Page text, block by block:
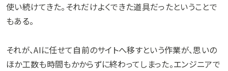
使い続けてきた。それだけよくできた道具だったということで
もある。
それが、AIに任せて自前のサイトへ移すという作業が、思いの
ほか工数も時間もかからずに終わってしまった。エンジニアで